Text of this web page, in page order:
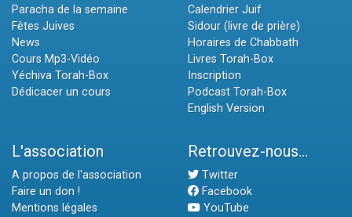
Paracha de la semaine
Fêtes Juives
News
Cours Mp3-Vidéo
Yéchiva Torah-Box
Dédicacer un cours
Calendrier Juif
Sidour (livre de prière)
Horaires de Chabbath
Livres Torah-Box
Inscription
Podcast Torah-Box
English Version
L'association
A propos de l'association
Faire un don !
Mentions légales
Retrouvez-nous...
Twitter
Facebook
YouTube